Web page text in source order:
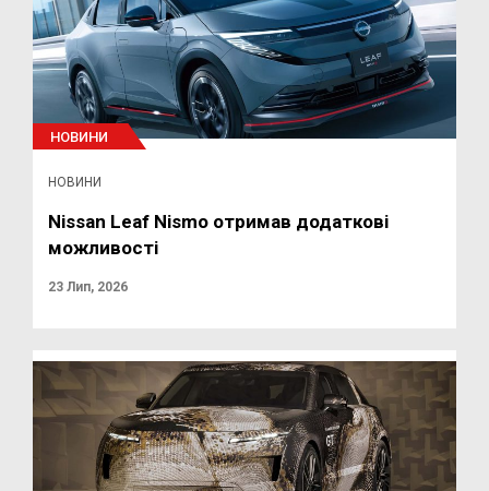
НОВИНИ
НОВИНИ
Nissan Leaf Nismo отримав додаткові
можливості
23 Лип, 2026